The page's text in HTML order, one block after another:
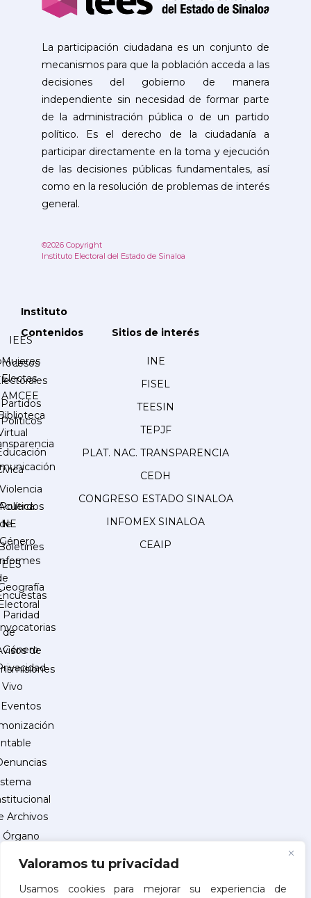
Valoramos tu privacidad
Usamos cookies para mejorar su experiencia de
La participación ciudadana es un conjunto de
mecanismos para que la población acceda a las
decisiones del gobierno de manera
independiente sin necesidad de formar parte
de la administración pública o de un partido
político. Es el derecho de la ciudadanía a
participar directamente en la toma y ejecución
de las decisiones públicas fundamentales, así
como en la resolución de problemas de interés
general.
©2026 Copyright
Instituto Electoral del Estado de Sinaloa
Instituto
IEES
Partidos
Políticos
de
Contenidos
Mujeres
Electas
AMCEE
Violencia
Política
de
Género
Paridad
de
Género
Eventos
Archivos
Órgano
Control
Sitios de interés
INE
FISEL
TEESIN
TEPJF
PLAT. NAC. TRANSPARENCIA
CEDH
CONGRESO ESTADO SINALOA
INFOMEX SINALOA
CEAIP